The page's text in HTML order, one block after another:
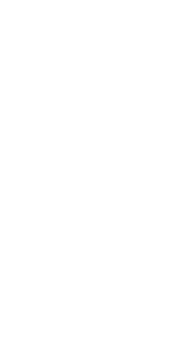
Czarne, Rozmiar: XS
XS